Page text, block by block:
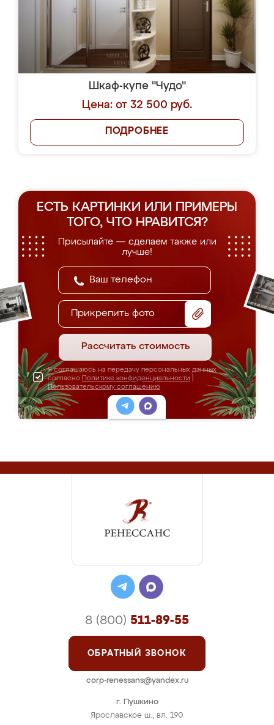
Шкаф-купе "Чудо"
Цена: от 32 500 руб.
ПОДРОБНЕЕ
ЕСТЬ КАРТИНКИ ИЛИ ПРИМЕРЫ
ТОГО, ЧТО НРАВИТСЯ?
Присылайте — сделаем также или
лучше!
Прикрепить фото
Рассчитать стоимость
Я соглашаюсь на передачу персональных данных
согласно Политике конфиденциальности
Пользовательскому соглашению
г. Пушкино
Ярославское ш., вл. 190
8 (800) 511-89-55
ОБРАТНЫЙ ЗВОНОК
corp-renessans@yandex.ru